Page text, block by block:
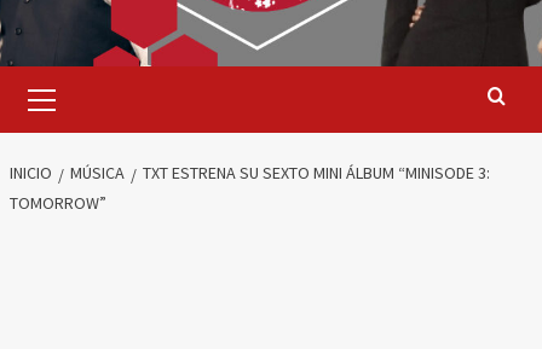
primario
INICIO MÚSICA
TXT ESTRENA SU SEXTO MINI ÁLBUM “MINISODE 3:
TOMORROW”